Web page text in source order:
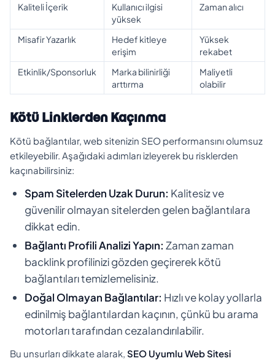
Kaliteli İçerik
Kullanıcı ilgisi
yüksek
Zaman alıcı
Misafir Yazarlık
Hedef kitleye
erişim
Yüksek
rekabet
Etkinlik/Sponsorluk
Marka bilinirliği
arttırma
Maliyetli
olabilir
Kötü Linklerden Kaçınma
Kötü bağlantılar, web sitenizin SEO performansını olumsuz
etkileyebilir. Aşağıdaki adımları izleyerek bu risklerden
kaçınabilirsiniz:
Spam Sitelerden Uzak Durun: Kalitesiz ve
güvenilir olmayan sitelerden gelen bağlantılara
dikkat edin.
Bağlantı Profili Analizi Yapın: Zaman zaman
backlink profilinizi gözden geçirerek kötü
bağlantıları temizlemelisiniz.
Doğal Olmayan Bağlantılar: Hızlı ve kolay yollarla
edinilmiş bağlantılardan kaçının, çünkü bu arama
motorları tarafından cezalandırılabilir.
Bu unsurları dikkate alarak, SEO Uyumlu Web Sitesi